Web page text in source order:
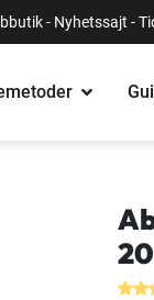
- Nyhetssajt -